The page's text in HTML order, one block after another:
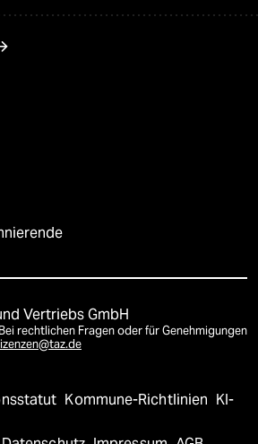
Vertriebs GmbH
rechtlichen Fragen oder für Genehmigungen
Kommune-Richtlinien KI-